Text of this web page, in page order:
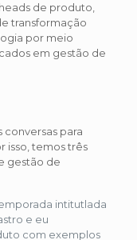
de produto,
transformação
por meio
em gestão de
para
isso, temos três
gestão de
intitutlada
e eu
com exemplos